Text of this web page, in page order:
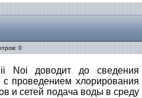
0
Noi доводит до сведения
с проведением хлорирования
и сетей подача воды в среду